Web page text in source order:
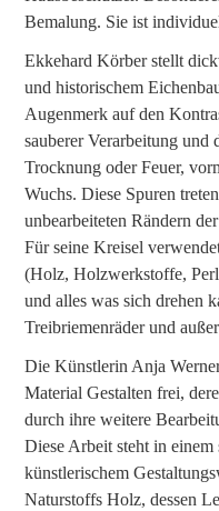
Bemalung. Sie ist
Ekkehard Körber stellt
und historischem
Augenmerk auf den
sauberer Verarbeitung und
Trocknung oder Feuer,
Wuchs. Diese Spuren
unbearbeiteten Rändern
Für seine Kreisel
(Holz, Holzwerkstoffe,
und alles was sich drehen
Treibriemenräder und
Die Künstlerin Anja
Material Gestalten frei,
durch ihre weitere
Diese Arbeit steht in
künstlerischem
Naturstoffs Holz, dessen